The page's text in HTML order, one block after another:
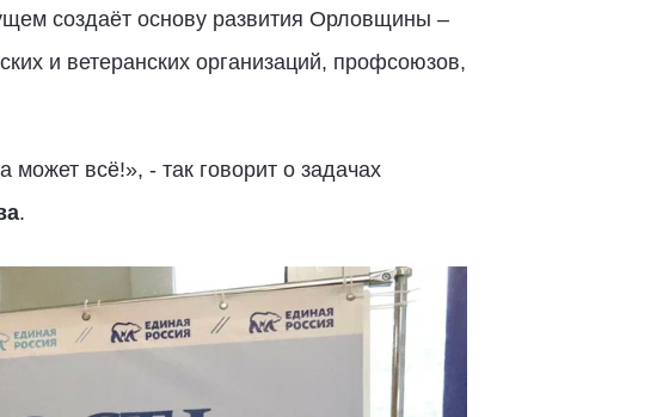
создаёт основу развития Орловщины –
и ветеранских организаций, профсоюзов,
всё!», - так говорит о задачах
.